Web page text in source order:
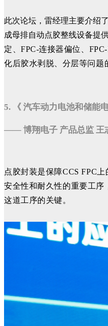
此次论坛，雷经理主要介绍
成母排自动点胶整线设备提
定、FPC-连接器偏位、
化后胶水剥脱、分层等问题
5. 《 汽车动力电池和储能
—— 博翔电子 产品总监 王
点胶封装是保障CCS FPC
安全性和耐久性的重要工序
这道工序的关键。